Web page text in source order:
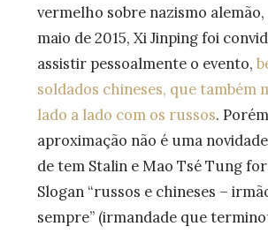
vermelho sobre nazismo
maio de 2015, Xi Jinping foi
assistir pessoalmente o evento,
soldados chineses, que também
lado a lado com os russos.
aproximação não é uma
de tem Stalin e Mao Tsé Tung
Slogan “russos e chineses –
sempre” (irmandade que